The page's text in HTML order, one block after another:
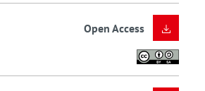
Open Access